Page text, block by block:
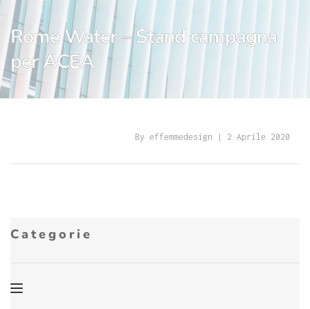
Rome Water – Stand campagna
per ACEA
By effemmedesign | 2 Aprile 2020
Categorie